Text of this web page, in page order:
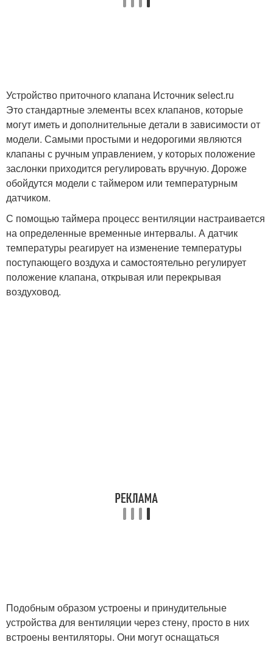
Устройство приточного клапана Источник select.ru
Это стандартные элементы всех клапанов, которые
могут иметь и дополнительные детали в зависимости от
модели. Самыми простыми и недорогими являются
клапаны с ручным управлением, у которых положение
заслонки приходится регулировать вручную. Дороже
обойдутся модели с таймером или температурным
датчиком.
С помощью таймера процесс вентиляции настраивается
на определенные временные интервалы. А датчик
температуры реагирует на изменение температуры
поступающего воздуха и самостоятельно регулирует
положение клапана, открывая или перекрывая
воздуховод.
Подобным образом устроены и принудительные
устройства для вентиляции через стену, просто в них
встроены вентиляторы. Они могут оснащаться